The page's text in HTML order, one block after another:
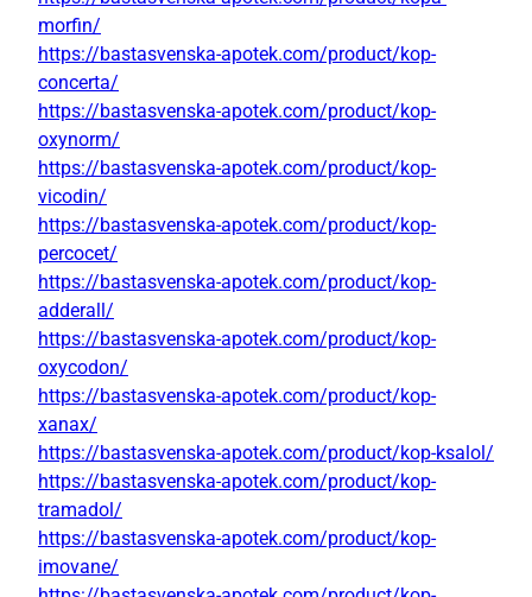
morfin/
https://bastasvenska-apotek.com/product/kop-
concerta/
https://bastasvenska-apotek.com/product/kop-
oxynorm/
https://bastasvenska-apotek.com/product/kop-
vicodin/
https://bastasvenska-apotek.com/product/kop-
percocet/
https://bastasvenska-apotek.com/product/kop-
adderall/
https://bastasvenska-apotek.com/product/kop-
oxycodon/
https://bastasvenska-apotek.com/product/kop-
xanax/
https://bastasvenska-apotek.com/product/kop-ksalol/
https://bastasvenska-apotek.com/product/kop-
tramadol/
https://bastasvenska-apotek.com/product/kop-
imovane/